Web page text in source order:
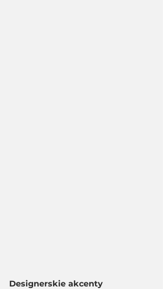
Designerskie akcenty